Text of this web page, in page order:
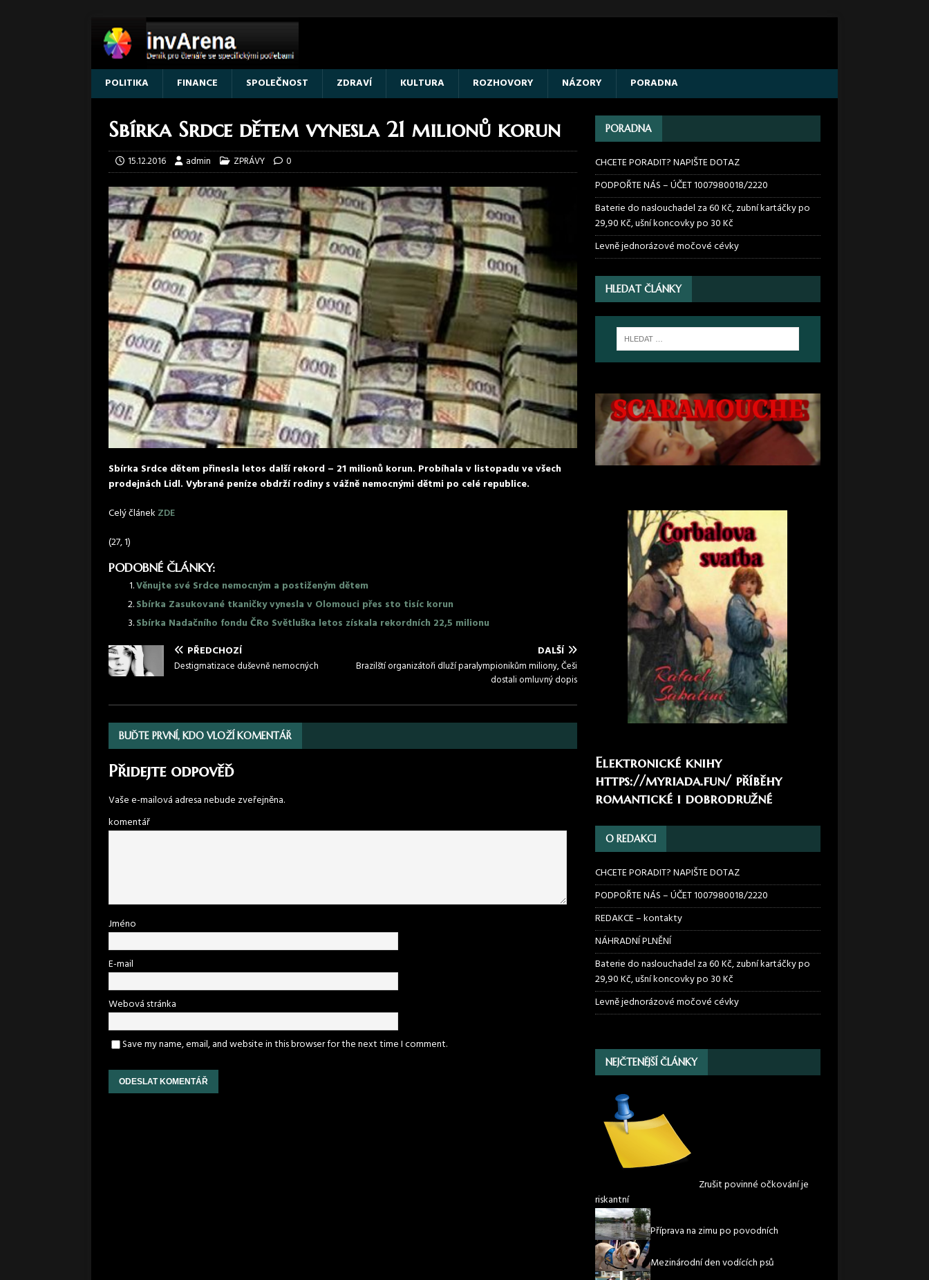
POLITIKA FINANCE SPOLEČNOST ZDRAVÍ KULTURA ROZHOVORY NÁZORY PORADNA
Sbírka Srdce dětem vynesla 21 milionů korun
15.12.2016 admin ZPRÁVY 0
Sbírka Srdce dětem přinesla letos další rekord – 21 milionů korun. Probíhala v listopadu ve všech
prodejnách Lidl. Vybrané peníze obdrží rodiny s vážně nemocnými dětmi po celé republice.
Celý článek ZDE
(27, 1)
PODOBNÉ ČLÁNKY:
Věnujte své Srdce nemocným a postiženým dětem
Sbírka Zasukované tkaničky vynesla v Olomouci přes sto tisíc korun
Sbírka Nadačního fondu ČRo Světluška letos získala rekordních 22,5 milionu
PŘEDCHOZÍ
Destigmatizace duševně nemocných
DALŠÍ
Brazilští organizátoři dluží paralympionikům miliony, Češi
dostali omluvný dopis
BUĎTE PRVNÍ, KDO VLOŽÍ KOMENTÁŘ
Přidejte odpověď
Vaše e-mailová adresa nebude zveřejněna.
komentář
Jméno
E-mail
Webová stránka
Save my name, email, and website in this browser for the next time I comment.
PORADNA
CHCETE PORADIT? NAPIŠTE DOTAZ
PODPOŘTE NÁS – ÚČET 1007980018/2220
Baterie do naslouchadel za 60 Kč, zubní kartáčky po
29,90 Kč, ušní koncovky po 30 Kč
Levně jednorázové močové cévky
HLEDAT ČLÁNKY
Elektronické knihy
https://myriada.fun/příběhy
romantické i dobrodružné
O REDAKCI
CHCETE PORADIT? NAPIŠTE DOTAZ
PODPOŘTE NÁS – ÚČET 1007980018/2220
REDAKCE – kontakty
NÁHRADNÍ PLNĚNÍ
Baterie do naslouchadel za 60 Kč, zubní kartáčky po
29,90 Kč, ušní koncovky po 30 Kč
Levně jednorázové močové cévky
NEJČTENĚJŠÍ ČLÁNKY
Zrušit povinné očkování je
riskantní
Příprava na zimu po povodních
Mezinárodní den vodících psů